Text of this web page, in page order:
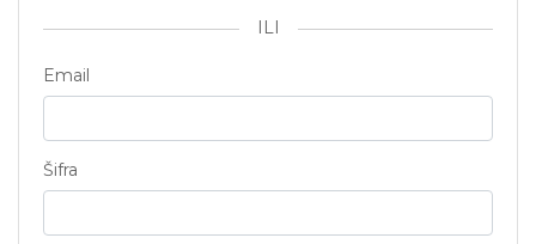
ILI
Email
Šifra